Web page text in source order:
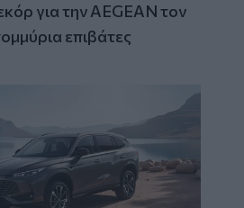
για την AEGEAN τον
επιβάτες